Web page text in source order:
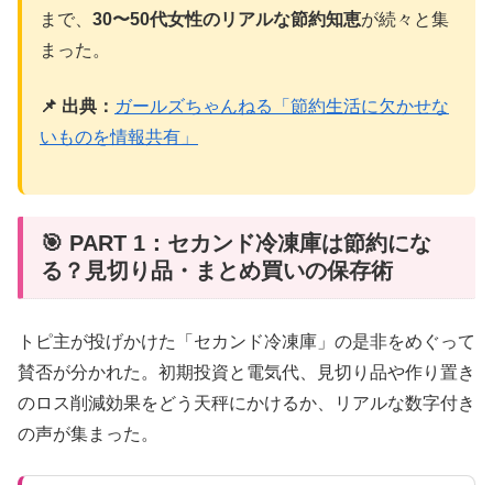
まで、 30〜50代女性のリアルな節約知恵が続々と集
まった。
📌 出典： ガールズちゃんねる「節約生活に欠かせな
いものを情報共有」
🎯 PART 1：セカンド冷凍庫は節約にな
る？見切り品・まとめ買いの保存術
トピ主が投げかけた「セカンド冷凍庫」の是非をめぐって
賛否が分かれた。初期投資と電気代、見切り品や作り置き
のロス削減効果をどう天秤にかけるか、リアルな数字付き
の声が集まった。